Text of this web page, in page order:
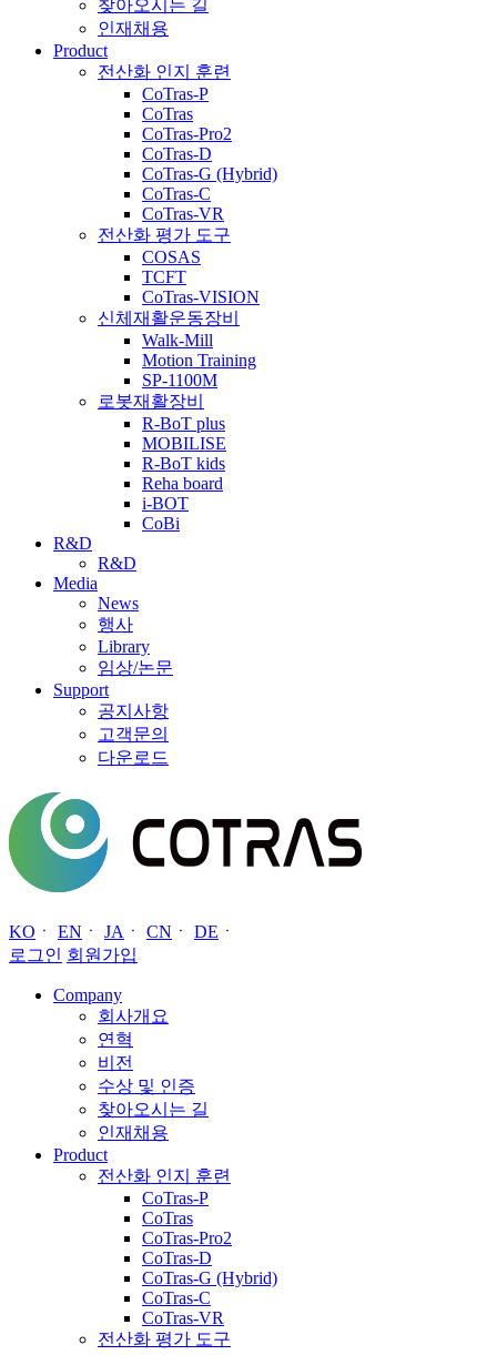
찾아오시는 길
인재채용
Product
전산화 인지 훈련
CoTras-P
CoTras
CoTras-Pro2
CoTras-D
CoTras-G (Hybrid)
CoTras-C
CoTras-VR
전산화 평가 도구
COSAS
TCFT
CoTras-VISION
신체재활운동장비
Walk-Mill
Motion Training
SP-1100M
로봇재활장비
R-BoT plus
MOBILISE
R-BoT kids
Reha board
i-BOT
CoBi
R&D
R&D
Media
News
행사
Library
임상/논문
Support
공지사항
고객문의
다운로드
KO ㆍ EN ㆍ JA ㆍ CN ㆍ DE ㆍ
로그인 회원가입
Company
회사개요
연혁
비전
수상 및 인증
찾아오시는 길
인재채용
Product
전산화 인지 훈련
CoTras-P
CoTras
CoTras-Pro2
CoTras-D
CoTras-G (Hybrid)
CoTras-C
CoTras-VR
전산화 평가 도구